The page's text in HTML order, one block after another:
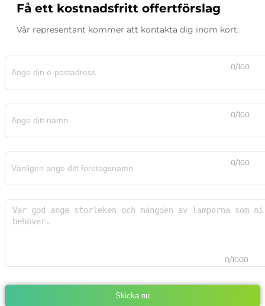
Få ett kostnadsfritt offertförslag
Vår representant kommer att kontakta dig inom kort.
0/100
0/100
0/100
0/1000
Skicka nu